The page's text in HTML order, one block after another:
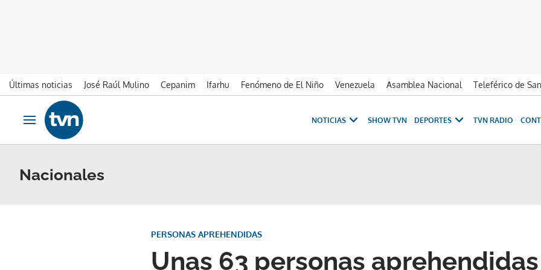
Últimas noticias José Raúl Mulino Cepanim Ifarhu Fenómeno de El Niño Venezuela Asamblea Nacional Teleférico de
Ir al contenido
Obrir navegació
NOTICIAS SHOW TVN DEPORTES TVN RADIO
Nacionales
Unas 63 personas
PERSONAS APREHENDIDAS